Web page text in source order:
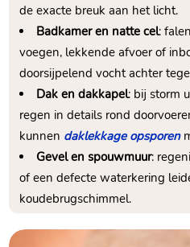
de exacte breuk aan het licht.​
Badkamer en natte cel:
voegen, lekkende afvoer of
doorsijpelend vocht achter
Dak en dakkapel: bij storm
regen in details rond
kunnen daklekkage opsporen
Gevel en spouwmuur:
of een defecte waterkering
koudebrugschimmel.​